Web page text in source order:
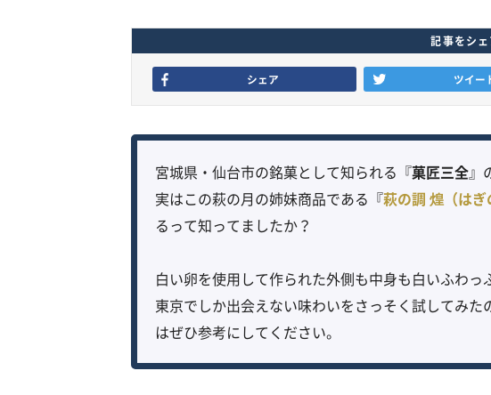
記事をシェ
シェア ツイー
宮城県・仙台市の銘菓として知られる『菓匠三全』
実はこの萩の月の姉妹商品である『萩の調 煌（はぎ
るって知ってましたか？
白い卵を使用して作られた外側も中身も白いふわっ
東京でしか出会えない味わいをさっそく試してみ
はぜひ参考にしてください。